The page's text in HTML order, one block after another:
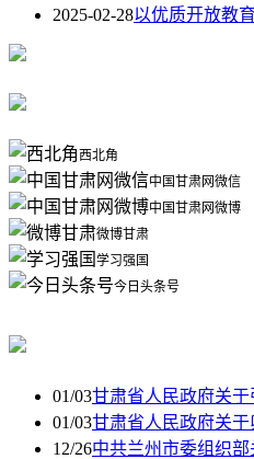
2025-02-28以优质开放教
西北角
中国甘肃网微信
中国甘肃网微博
微博甘肃
学习强国
今日头条号
01/03甘肃省人民政府关
01/03甘肃省人民政府关
12/26中共兰州市委组织